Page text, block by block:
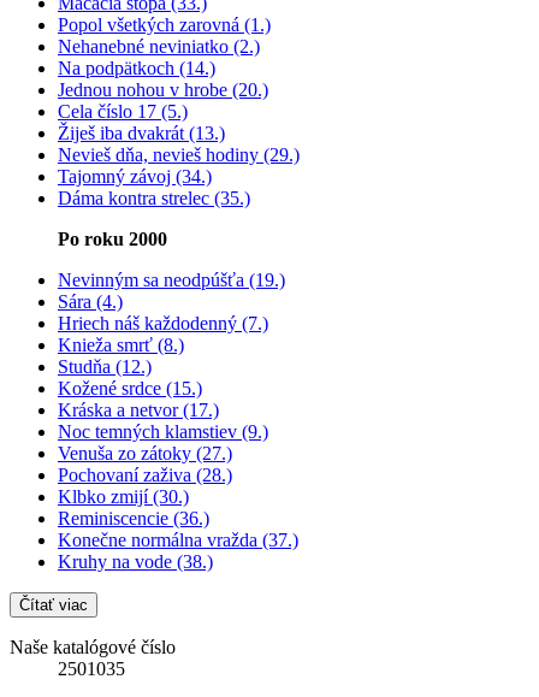
Popol všetkých zarovná (1.)
Nehanebné neviniatko (2.)
Na podpätkoch (14.)
Jednou nohou v hrobe (20.)
Cela číslo 17 (5.)
Žiješ iba dvakrát (13.)
Nevieš dňa, nevieš hodiny (29.)
Tajomný závoj (34.)
Dáma kontra strelec (35.)
Po roku 2000
Nevinným sa neodpúšťa (19.)
Sára (4.)
Hriech náš každodenný (7.)
Knieža smrť (8.)
Studňa (12.)
Kožené srdce (15.)
Kráska a netvor (17.)
Noc temných klamstiev (9.)
Venuša zo zátoky (27.)
Pochovaní zaživa (28.)
Klbko zmijí (30.)
Reminiscencie (36.)
Konečne normálna vražda (37.)
Kruhy na vode (38.)
Čítať viac
Naše katalógové číslo
2501035